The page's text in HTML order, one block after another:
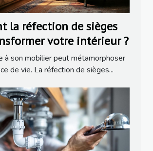
la réfection de sièges
votre intérieur ?
à son mobilier peut métamorphoser
de vie. La réfection de sièges...